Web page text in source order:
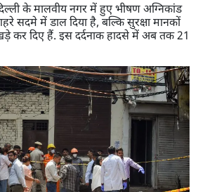
के मालवीय नगर में हुए भीषण अग्निकांड
सदमे में डाल दिया है, बल्कि सुरक्षा मानकों
कर दिए हैं. इस दर्दनाक हादसे में अब तक 21